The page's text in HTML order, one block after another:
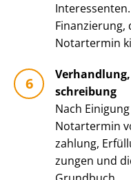
Finanzierung,
Notartermin
schrei­bung
Nach
Notartermin
zah­lung,
zun­gen und